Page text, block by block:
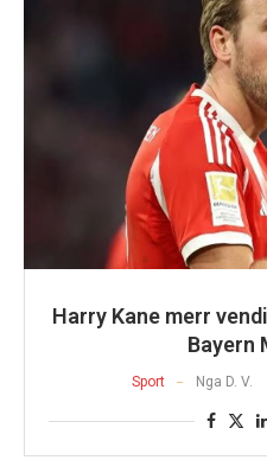
Harry Kane merr
Bayern
Sport Nga D. V.